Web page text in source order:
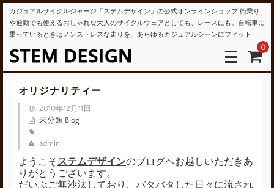
カジュアルサイクルジャージ「ステムデザイン」の公式オンラインショップ 街乗り
や通勤でも使えるおしゃれな大人のサイクルウェアとしても、レースにも。自転車に
乗っているときはノンストレスな走りを、あらゆるカジュアルシーンにフィット
0
オリジナリティー
2010年12月11日
未分類, Blog
admin
ようこそステムデザインのブログヘお越しいただきあ
りがとうございます。
だいぶご無沙汰しており、バタバタした日々に流され